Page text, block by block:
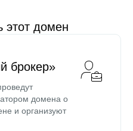
этот домен
брокер»
домена о
и организуют